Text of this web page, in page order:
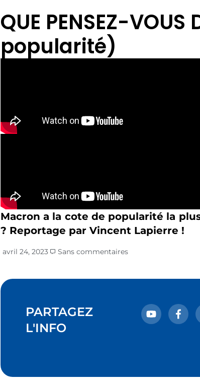
QUE PENSEZ-
popularité)
Macron a la cote de popularité la
? Reportage par Vincent Lapierre !
avril 24, 2023 Sans commentaires
PARTAGEZ
L'INFO